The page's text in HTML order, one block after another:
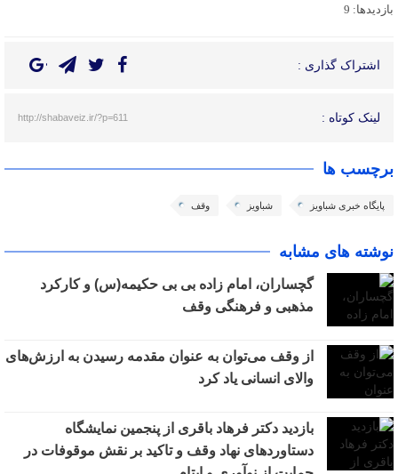
بازدیدها: 9
اشتراک گذاری :
لینک کوتاه : http://shabaveiz.ir/?p=611
برچسب ها
پایگاه خبری شباویز شباویز وقف
نوشته های مشابه
گچساران، امام زاده بی بی حکیمه(س) و کارکرد
مذهبی و فرهنگی وقف
از وقف می‌توان به عنوان مقدمه رسیدن به ارزش‌های
والای انسانی یاد کرد
بازدید دکتر فرهاد باقری از پنجمین نمایشگاه
دستاوردهای نهاد وقف و تاکید بر نقش موقوفات در